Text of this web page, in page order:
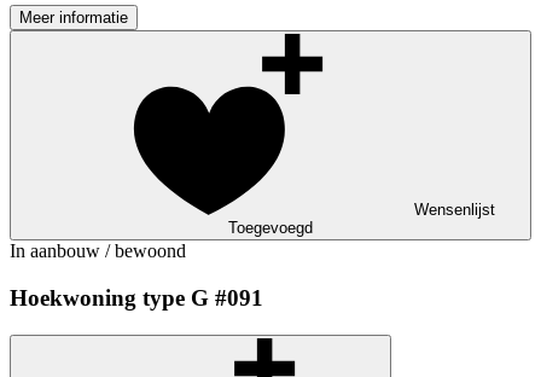
Meer informatie
Wensenlijst
Toegevoegd
In aanbouw / bewoond
Hoekwoning type G #091